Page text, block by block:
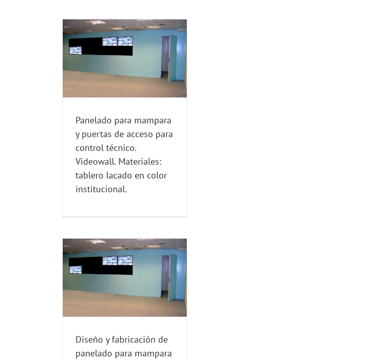
Panelado para mampara
y puertas de acceso para
control técnico.
Videowall. Materiales:
tablero lacado en color
institucional.
Diseño y fabricación de
panelado para mampara